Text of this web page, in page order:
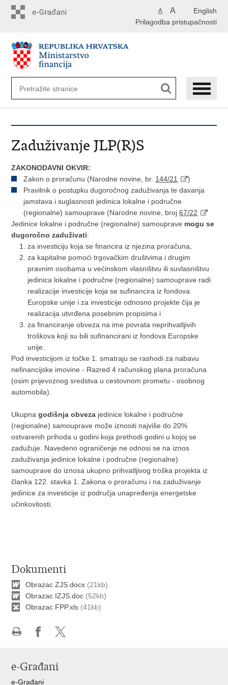
English
A A
Prilagodba pristupačnosti
Zaduživanje JLP(R)S
ZAKONODAVNI OKVIR:
Zakon o proračunu (Narodne novine, br. 144/21
)
Pravilnik o postupku dugoročnog zaduživanja te davanja
jamstava i suglasnosti jedinica lokalne i područne
(regionalne) samouprave (Narodne novine, broj67/22
Jedinice lokalne i područne (regionalne) samouprave mogu se
dugoročno zaduživati:
za investiciju koja se financira iz njezina proračuna,
za kapitalne pomoći trgovačkim društvima i drugim
pravnim osobama u većinskom vlasništvu ili suvlasništvu
jedinica lokalne i područne (regionalne) samouprave radi
realizacije investicije koja se sufinancira iz fondova
Europske unije i za investicije odnosno projekte čija je
realizacija utvrđena posebnim propisima i
za financiranje obveza na ime povrata neprihvatljivih
troškova koji su bili sufinancirani iz fondova Europske
unije.
Pod investicijom iz točke 1. smatraju se rashodi za nabavu
nefinancijske imovine - Razred 4 računskog plana proračuna
(osim prijevoznog sredstva u cestovnom prometu - osobnog
automobila).
Ukupnagodišnja obveza jedinice lokalne i područne
(regionalne) samouprave može iznositi najviše do 20%
ostvarenih prihoda u godini koja prethodi godini u kojoj se
zadužuje. Navedeno ograničenje ne odnosi se na iznos
zaduživanja jedinice lokalne i područne (regionalne)
samouprave do iznosa ukupno prihvatljivog troška projekta iz
članka 122. stavka 1. Zakona o proračunu i na zaduživanje
jedinice za investicije iz područja unapređenja energetske
učinkovitosti.
Dokumenti
Obrazac ZJS.docx (21kb)
Obrazac IZJS.doc (52kb)
Obrazac FPP.xls (41kb)
Facebooku
X-
e-Građani
e-Građani